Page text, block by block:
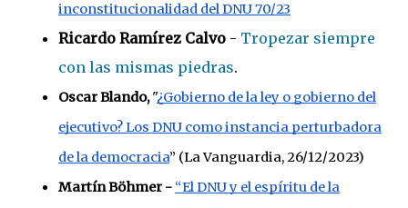
inconstitucionalidad del DNU 70/23
Ricardo Ramírez Calvo - Tropezar siempre
con las mismas piedras.
Oscar Blando,"¿Gobierno de la ley o gobierno del
ejecutivo? Los DNU como instancia perturbadora
de la democracia” (La Vanguardia, 26/12/2023)
Martín Böhmer - “El DNU y el espíritu de la